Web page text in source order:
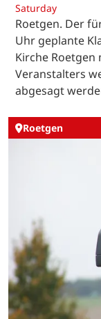
Saturday
Roetgen. Der
Uhr geplante
Kirche Roetgen
Veranstalters
abgesagt
Roetgen